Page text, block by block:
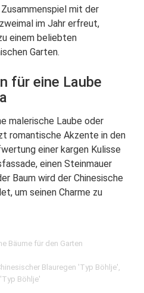
mit der
im Jahr erfreut,
einem beliebten
Garten.
für eine Laube
malerische Laube oder
romantische Akzente in den
einer kargen Kulisse
einen Steinmauer
Baum wird der Chinesische
um seinen Charme zu
Bäume für den Garten
Blauregen 'Typ Böhlje',
Böhlje'